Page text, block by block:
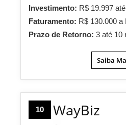
Investimento: R$ 19.997
Faturamento: R$ 130.000 a
Prazo de Retorno: 3 até 10
Saiba
10 WayBiz